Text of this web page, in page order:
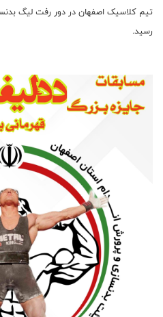
تیم کلاسیک اصفهان در دور رفت لیگ
رسید.